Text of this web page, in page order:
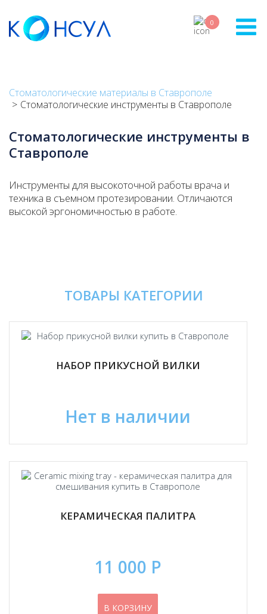
main
content
0
Стоматологические материалы в Ставрополе
Стоматологические инструменты в Ставрополе
Стоматологические инструменты в
Ставрополе
Инструменты для высокоточной работы врача и
техника в съемном протезировании. Отличаются
высокой эргономичностью в работе.
ТОВАРЫ КАТЕГОРИИ
НАБОР ПРИКУСНОЙ ВИЛКИ
Нет в наличии
КЕРАМИЧЕСКАЯ ПАЛИТРА
11 000 Р
В КОРЗИНУ